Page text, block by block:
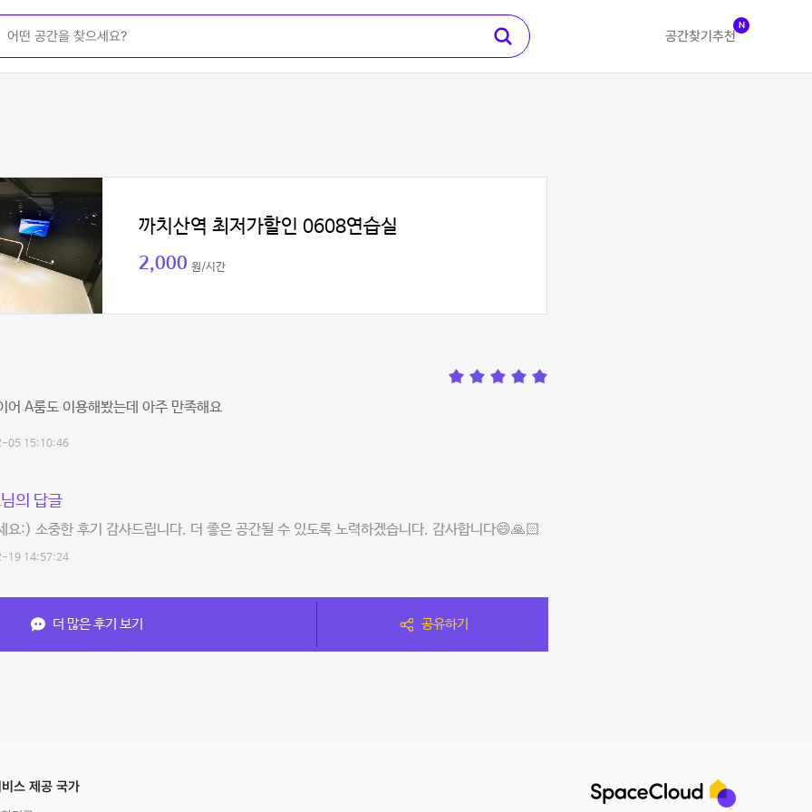
공간찾기 추천
N
까치산역 최저가할인 0608연습실
2,000 원/시간
어 A룸도 이용해봤는데 아주 만족해요
05 15:10:46
의 답글
요:) 소중한 후기 감사드립니다. 더 좋은 공간될 수 있도록 노력하겠습니다. 감사합니다😄🙏🏻
19 14:57:24
더 많은 후기 보기 공유하기
스 제공 국가